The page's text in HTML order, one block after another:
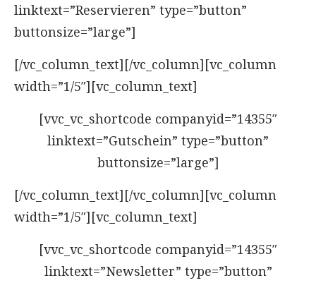
linktext=”Reservieren” type=”button”
buttonsize=”large”]
[/vc_column_text][/vc_column][vc_column
width=”1/5″][vc_column_text]
[vvc_vc_shortcode companyid=”14355″
linktext=”Gutschein” type=”button”
buttonsize=”large”]
[/vc_column_text][/vc_column][vc_column
width=”1/5″][vc_column_text]
[vvc_vc_shortcode companyid=”14355″
linktext=”Newsletter” type=”button”